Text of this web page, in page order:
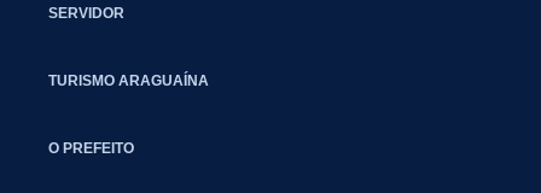
SERVIDOR
TURISMO ARAGUAÍNA
O PREFEITO